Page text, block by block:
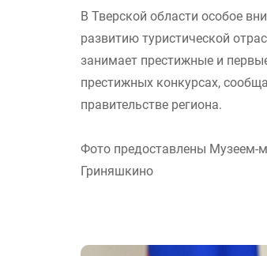
В Тверской области особое
развитию туристической
занимает престижные и
престижных конкурсах,
правительстве региона.
Фото предоставлены Музеем-
Гриняшкино